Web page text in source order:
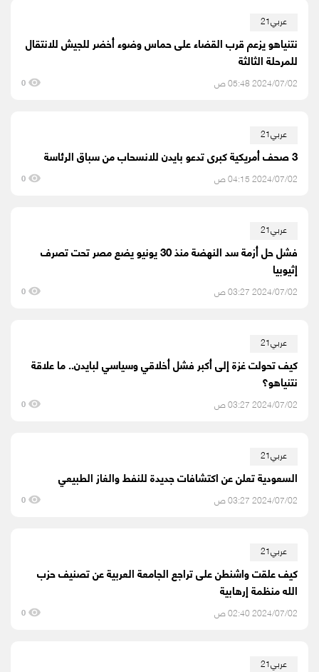
عربي21
نتنياهو يزعم قرب القضاء على حماس وضوء أخضر للجيش للانتقال
للمرحلة الثالثة
2024/07/02 05:48 ص 0
عربي21
3 صحف أمريكية كبرى تدعو بايدن للانسحاب من سباق الرئاسة
2024/07/02 04:15 ص 0
عربي21
فشل حل أزمة سد النهضة منذ 30 يونيو يضع مصر تحت تصرف
إثيوبيا
2024/07/02 03:27 ص 0
عربي21
كيف تحولت غزة إلى أكبر فشل أخلاقي وسياسي لبايدن.. ما علاقة
نتنياهو؟
2024/07/02 03:27 ص 0
عربي21
السعودية تعلن عن اكتشافات جديدة للنفط والغاز الطبيعي
2024/07/02 03:27 ص 0
عربي21
كيف علقت واشنطن على تراجع الجامعة العربية عن تصنيف حزب
الله منظمة إرهابية
2024/07/02 02:40 ص 0
عربي21